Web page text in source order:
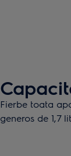
Fierbe toata
generos de 1,7